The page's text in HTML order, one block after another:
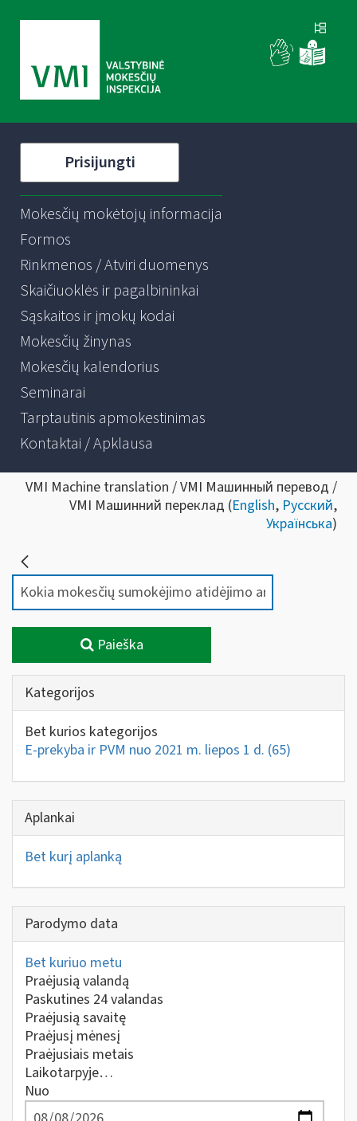
Prisijungti
Mokesčių mokėtojų informacija
Formos
Rinkmenos / Atviri duomenys
Skaičiuoklės ir pagalbininkai
Sąskaitos ir įmokų kodai
Mokesčių žinynas
Mokesčių kalendorius
Seminarai
Tarptautinis apmokestinimas
Kontaktai / Apklausa
VMI Machine translation / VMI Машинный перевод /
VMI Машинний переклад (English, Русский,
Українська)
Paieška
Kategorijos
Bet kurios kategorijos
E-prekyba ir PVM nuo 2021 m. liepos 1 d. (65)
Aplankai
Bet kurį aplanką
Parodymo data
Bet kuriuo metu
Praėjusią valandą
Paskutines 24 valandas
Praėjusią savaitę
Praėjusį mėnesį
Praėjusiais metais
Laikotarpyje…
Nuo